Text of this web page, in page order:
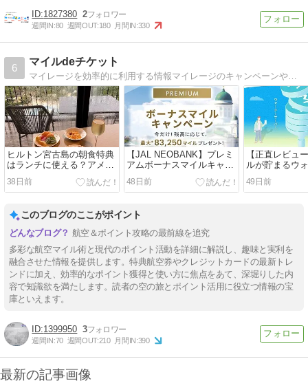
1827380 2
週間IN:80 週間OUT:180 月間IN:330
6
マイルdeチケット
マイレージを効率的に利用する情報マイレージのキャンペーンや裏技を研究するマイレージライフのメモです。
ヒルトン宮古島の朝食特典
はランチに使える？アメッ
クス・ヒルトン・オナーズ
プレミアムカードで検証
38日前
【JAL NEOBANK】プレミ
アムボーナスマイルキャン
ペーン徹底解説！最大
83,250マイルの貯め方
48日前
【正直レビュ
ルが貯まるウ
バーに違和感
て貯める価値
49日前
このブログのここがポイント
航空＆ポイント攻略の最前線を追究
多彩な航空マイル術と現代のポイント活動を詳細に解説し、趣味と実利を
融合させた情報を提供します。特典航空券やクレジットカードの最新トレ
ンドに加え、効率的なポイント獲得と使い方に焦点をあて、深堀りした内
容で知識欲を満たします。読者の空の旅とポイント活用に役立つ情報の宝
庫といえます。
1399950 3
週間IN:70 週間OUT:210 月間IN:390
最新の記事画像